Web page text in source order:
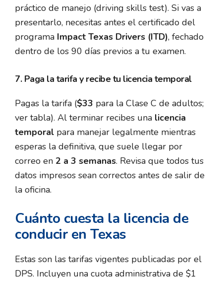
práctico de manejo (driving skills test). Si vas a
presentarlo, necesitas antes el certificado del
programa Impact Texas Drivers (ITD), fechado
dentro de los 90 días previos a tu examen.
7. Paga la tarifa y recibe tu licencia temporal
Pagas la tarifa ($33 para la Clase C de adultos;
ver tabla). Al terminar recibes una licencia
temporal para manejar legalmente mientras
esperas la definitiva, que suele llegar por
correo en 2 a 3 semanas. Revisa que todos tus
datos impresos sean correctos antes de salir de
la oficina.
Cuánto cuesta la licencia de
conducir en Texas
Estas son las tarifas vigentes publicadas por el
DPS. Incluyen una cuota administrativa de $1